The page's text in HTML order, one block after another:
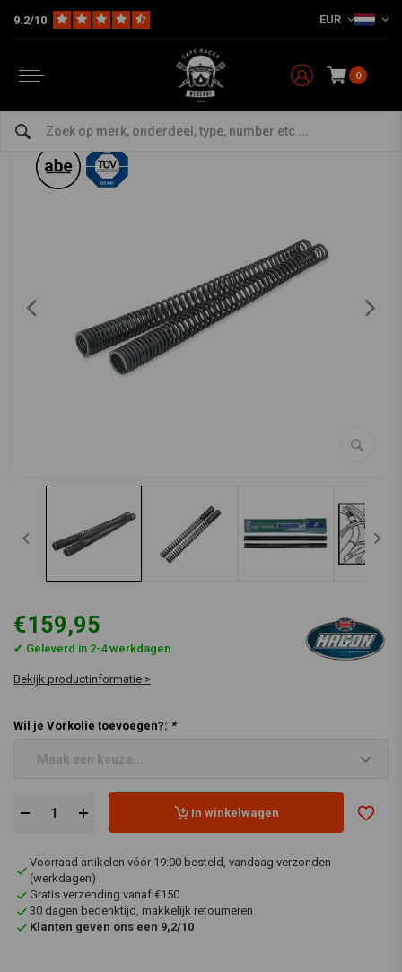
9.2/10 EUR
0
Model Specifiek Ducati 1000 75-85 Voorvork Veren Set
bekijk alles van Hagon
Ducati 1000 75-85 Voorvork Veren Set
€159,95
✔ Geleverd in 2-4 werkdagen
Bekijk productinformatie >
Wil je Vorkolie toevoegen?: *
Maak een keuze...
In winkelwagen
Voorraad artikelen vóór 19:00 besteld, vandaag verzonden
(werkdagen)
Gratis verzending vanaf €150
30 dagen bedenktijd, makkelijk retourneren
Klanten geven ons een 9,2/10